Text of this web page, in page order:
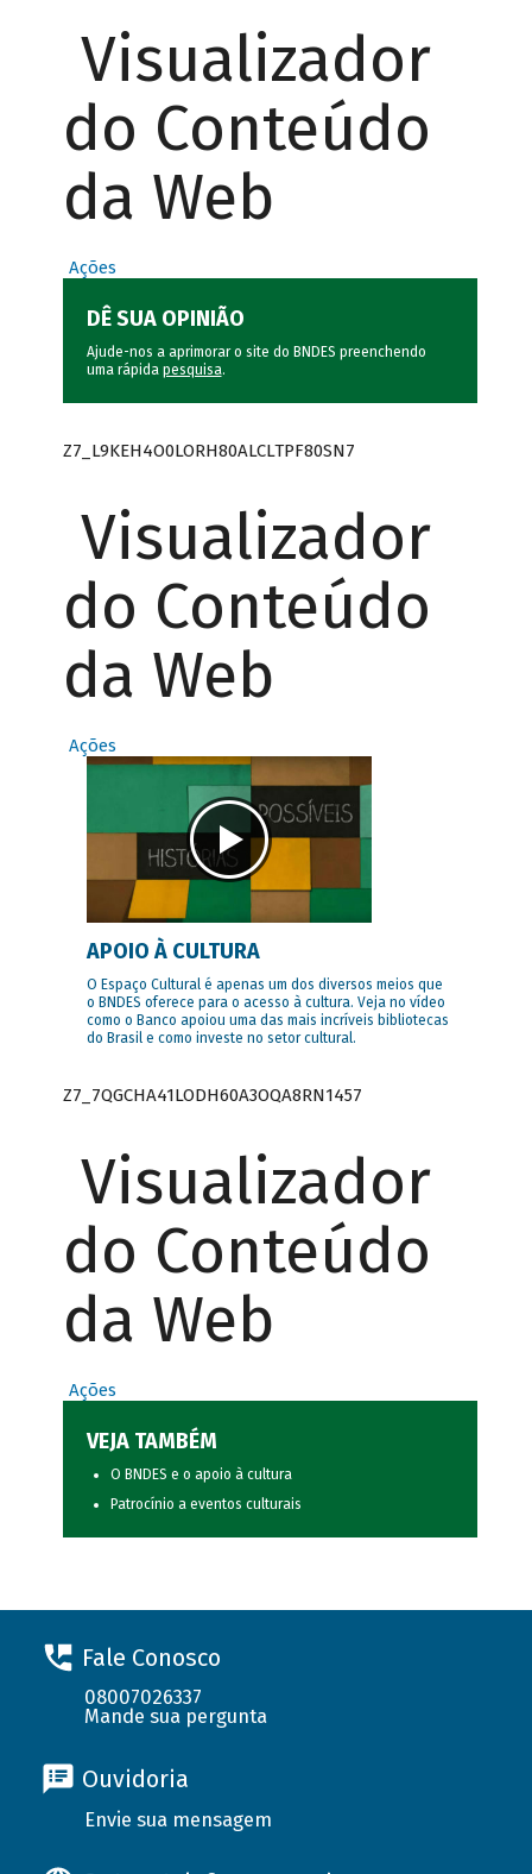
Visualizador
do Conteúdo
da Web
Ações
DÊ SUA OPINIÃO
Ajude-nos a aprimorar o site do BNDES preenchendo
uma rápida pesquisa.
Z7_L9KEH4O0LORH80ALCLTPF80SN7
Visualizador
do Conteúdo
da Web
Ações
APOIO À CULTURA
O Espaço Cultural é apenas um dos diversos meios que
o BNDES oferece para o acesso à cultura. Veja no vídeo
como o Banco apoiou uma das mais incríveis bibliotecas
do Brasil e como investe no setor cultural.
Z7_7QGCHA41LODH60A3OQA8RN1457
Visualizador
do Conteúdo
da Web
Ações
VEJA TAMBÉM
O BNDES e o apoio à cultura
Patrocínio a eventos culturais
Fale Conosco
08007026337
Mande sua pergunta
Ouvidoria
Envie sua mensagem